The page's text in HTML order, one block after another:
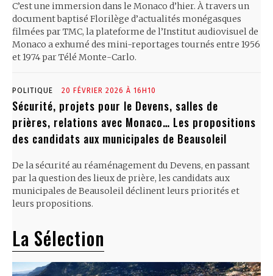
C’est une immersion dans le Monaco d’hier. À travers un
document baptisé Florilège d’actualités monégasques
filmées par TMC, la plateforme de l’Institut audiovisuel de
Monaco a exhumé des mini-reportages tournés entre 1956
et 1974 par Télé Monte-Carlo.
POLITIQUE 20 FÉVRIER 2026 À 16H10
Sécurité, projets pour le Devens, salles de
prières, relations avec Monaco… Les propositions
des candidats aux municipales de Beausoleil
De la sécurité au réaménagement du Devens, en passant
par la question des lieux de prière, les candidats aux
municipales de Beausoleil déclinent leurs priorités et
leurs propositions.
La Sélection